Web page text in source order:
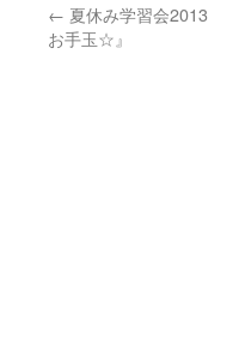
← 夏休み学習会2013
お手玉☆』